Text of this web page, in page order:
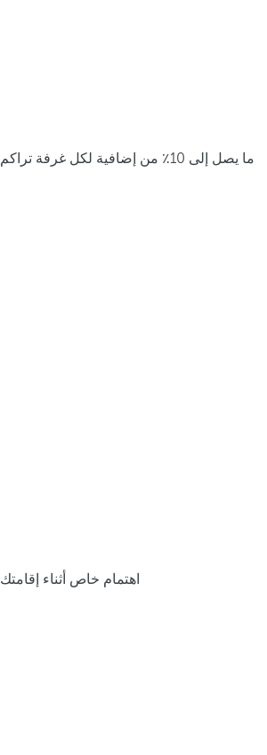
ما يصل إلى 10٪ من إضافية لكل غرفة تراكم
اهتمام خاص أثناء إقامتك